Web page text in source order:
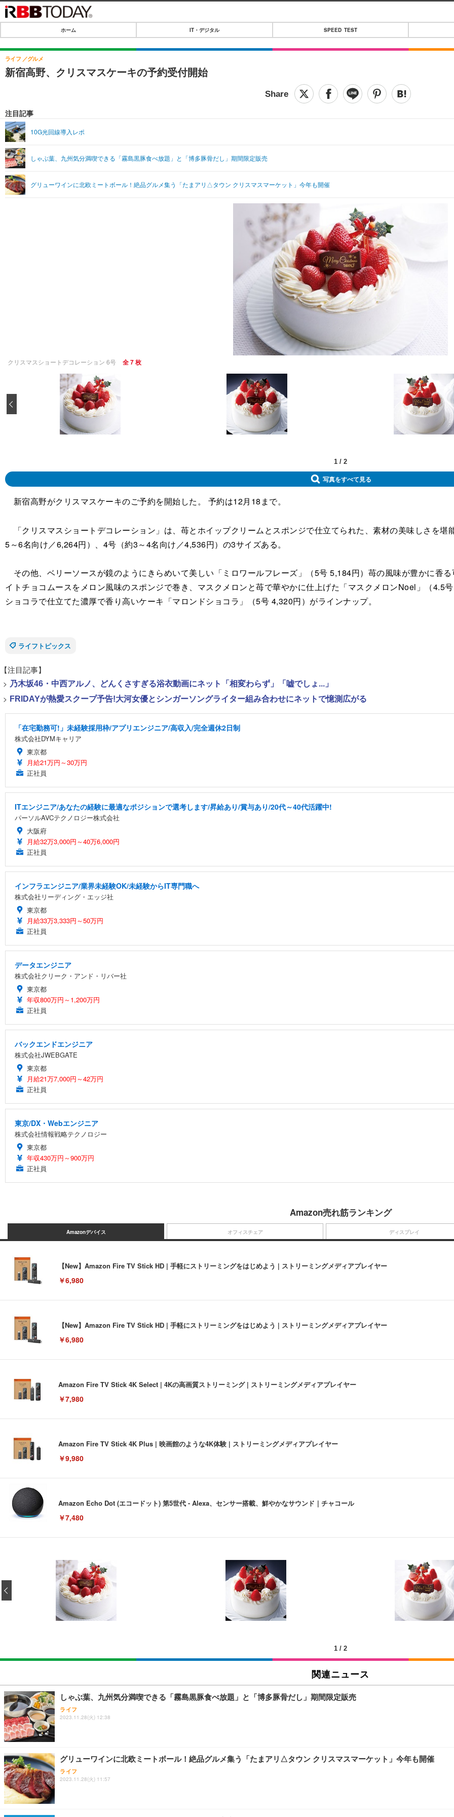
IT・デジタル
IT・デジタルTOP
SPEED TEST
音楽
ライフ
ペット
その他
リリース一覧
プッシュ通知の停止方法
ホーム IT・デジタル SPEED TEST
新宿高野、クリスマスケーキの予約受付開始
ライフ グルメ
注目記事
10G光回線導入レポ
しゃぶ葉、九州気分満喫できる「霧島黒豚食べ放題」と「博多豚骨だし」期間限定販売
グリューワインに北欧ミートボール！絶品グルメ集う「たまアリ△タウン クリスマスマーケット」今年も開催
クリスマスショートデコレーション 6号 全 7 枚
1 / 2
写真をすべて見る
新宿高野がクリスマスケーキのご予約を開始した。 予約は12月18まで。
「クリスマスショートデコレーション」は、苺とホイップクリームとスポンジで仕立てられた、素材の美味しさを
5～6名向け／6,264円）、4号（約3～4名向け／4,536円）の3サイズある。
その他、ベリーソースが鏡のようにきらめいて美しい「ミロワールフレーズ」（5号 5,184円）苺の風味が豊かに香
イトチョコムースをメロン風味のスポンジで巻き、マスクメロンと苺で華やかに仕上げた「マスクメロンNoel」（4.5
ショコラで仕立てた濃厚で香り高いケーキ「マロンドショコラ」（5号 4,320円）がラインナップ。
ライフトピックス
【注目記事】
> 乃木坂46・中西アルノ、どんくさすぎる浴衣動画にネット「相変わらず」「嘘でしょ...」
> FRIDAYが熱愛スクープ予告!大河女優とシンガーソングライター組み合わせにネットで憶測広がる
「在宅勤務可!」未経験採用枠/アプリエンジニア/高収入/完全週休2日制
株式会社DYMキャリア
東京都
月給21万円～30万円
正社員
ITエンジニア/あなたの経験に最適なポジションで選考します/昇給あり/賞与あり/20代～40代活躍中!
パーソルAVCテクノロジー株式会社
大阪府
月給32万3,000円～40万6,000円
正社員
インフラエンジニア/業界未経験OK/未経験からIT専門職へ
株式会社リーディング・エッジ社
東京都
月給33万3,333円～50万円
正社員
データエンジニア
株式会社クリーク・アンド・リバー社
東京都
年収800万円～1,200万円
正社員
バックエンドエンジニア
株式会社JWEBGATE
東京都
月給21万7,000円～42万円
正社員
東京/DX・Webエンジニア
株式会社情報戦略テクノロジー
東京都
年収430万円～900万円
正社員
Amazon売れ筋ランキング
Amazonデバイス
【New】Amazon Fire TV Stick HD | 手軽にストリーミングをはじめよう | ストリーミングメディアプレイヤー
￥6,980
【New】Amazon Fire TV Stick HD | 手軽にストリーミングをはじめよう | ストリーミングメディアプレイヤー
￥6,980
Amazon Fire TV Stick 4K Select | 4Kの高画質ストリーミング | ストリーミングメディアプレイヤー
￥7,980
Amazon Fire TV Stick 4K Plus | 映画館のような4K体験 | ストリーミングメディアプレイヤー
￥9,980
Amazon Echo Dot (エコードット) 第5世代 - Alexa、センサー搭載、鮮やかなサウンド｜チャコール
￥7,480
オフィスチェア
[EdoErgo] オフィスチェア 椅子 テレワーク 疲れない 跳ね上げ式アームレスト コンパクト 約105度ロッキング pc 事務椅子 360度回
(黒網+黒枠+黒足)
￥5,699
Sezlife オフィスチェア デスクチェア 疲れない テレワーク チェア 強化バックレスト 30度ロッキング機能 人間工学 椅子 腰サポー
ション PCチェア 通気性メッシュ ゲーミング/勉強/事務用 おしゃれ パソコンチェア (ブラック)
￥7,680
ション PCチェア 通気性メッシュ ゲーミング/勉強/事務用 おしゃれ パソコンチェア (ホワイト)
￥7,680
ディスプレイ
EIZO ビジネス向けプレミアムモニター | FlexScan EV3240X-WT | 31.5型4K UHD・USB Type-C・ホワイト
￥105,595
【純正品】27"ゲーミングモニター DualSense 充電フック付き（CFI-ZDM1J）
￥49,979
￥15,800
Amazonベーシック ペットシーツ 薄型 レギュラー 1回使い捨て 無香料 ホワイト 300枚
￥3,373
ネオ・ルーライフ ネオ・オムツ L 中型犬用 26枚入り 単品
￥1,800
￥3,670
1 / 2
関連ニュース
しゃぶ葉、九州気分満喫できる「霧島黒豚食べ放題」と「博多豚骨だし」期間限定販売
ライフ
2023.11.28(火) 12:38
グリューワインに北欧ミートボール！絶品グルメ集う「たまアリ△タウン クリスマスマーケット」今年も開催
ライフ
2023.11.28(火) 11:57